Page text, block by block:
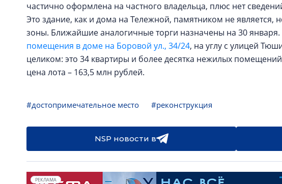
частично оформлена на частного владельца, плюс нет
Это здание, как и дома на Тележной, памятником не является,
зоны. Ближайшие аналогичные торги назначены на 30 января.
помещения в доме на Боровой ул., 34/24, на углу с улицей
целиком: это 34 квартиры и более десятка нежилых
цена лота – 163,5 млн рублей.
#достопримечательное место #реконструкция
NSP новости в
РЕКЛАМА